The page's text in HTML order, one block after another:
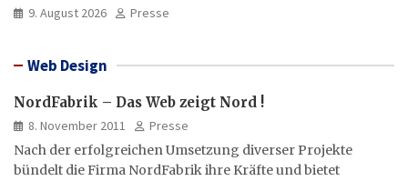
9. August 2026 Presse
Web Design
NordFabrik – Das Web zeigt Nord !
8. November 2011
Presse
Nach der erfolgreichen Umsetzung diverser Projekte
bündelt die Firma NordFabrik ihre Kräfte und bietet